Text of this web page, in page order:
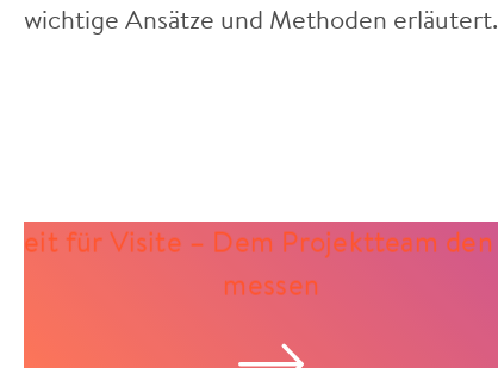
wichtige Ansätze und Methoden erläutert.